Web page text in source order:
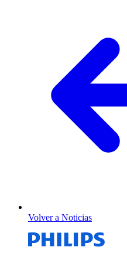
Volver a Noticias